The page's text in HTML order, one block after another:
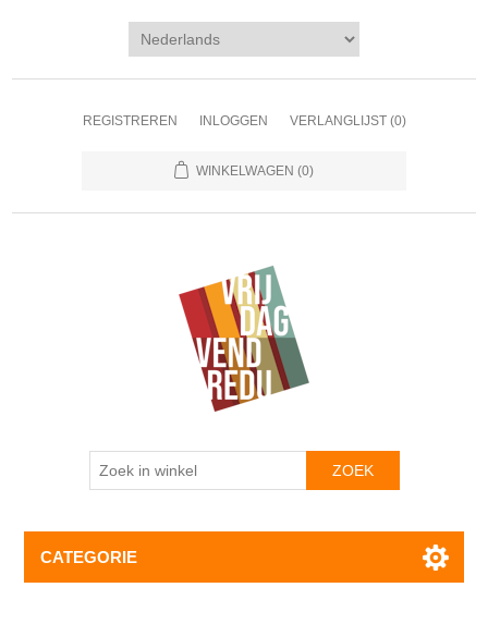
REGISTREREN INLOGGEN VERLANGLIJST (0)
WINKELWAGEN (0)
CATEGORIE